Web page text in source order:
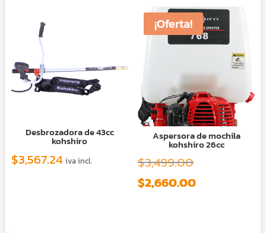
$2,028.00.
era:
$4,892.00.
Desbrozadora de 43cc
kohshiro
$3,567.24 iva incl.
¡Oferta!
Aspersora de mochila
kohshiro 26cc
$3,499.00El
precio
$2,660.00El